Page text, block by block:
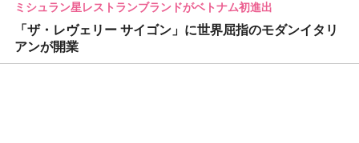
ミシュラン星レストランブランドがベトナム初進出
「ザ・レヴェリー サイゴン」に世界屈指のモダンイタリ
アンが開業